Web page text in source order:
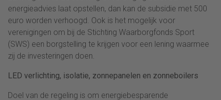
energieadvies laat opstellen, dan kan de subsidie met 500
euro worden verhoogd. Ook is het mogelijk voor
verenigingen om bij de Stichting Waarborgfonds Sport
(SWS) een borgstelling te krijgen voor een lening waarmee
zij de investeringen doen.
LED verlichting, isolatie, zonnepanelen en zonneboilers
Doel van de regeling is om energiebesparende